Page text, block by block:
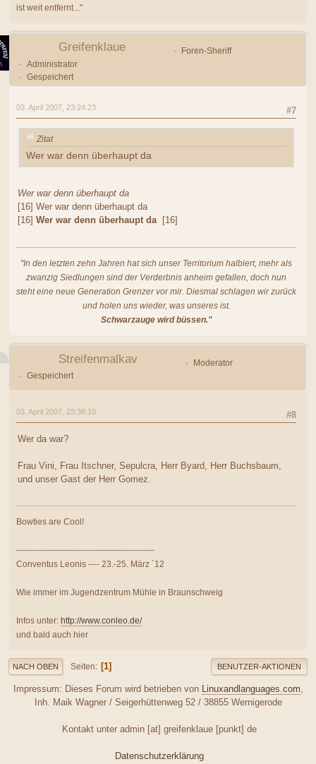
ist weit entfernt..."
Greifenklaue
Foren-Sheriff
Administrator
Gespeichert
#7
03. April 2007, 23:24:23
Zitat
Wer war denn überhaupt da
Wer war denn überhaupt da
[16] Wer war denn überhaupt da
[16] Wer war denn überhaupt da[16]
"In den letzten zehn Jahren hat sich unser Territorium halbiert, mehr als
zwanzig Siedlungen sind der Verderbnis anheim gefallen, doch nun
steht eine neue Generation Grenzer vor mir. Diesmal schlagen wir zurück
und holen uns wieder, was unseres ist.
Schwarzauge wird büssen."
Streifenmalkav
Moderator
Gespeichert
#8
03. April 2007, 23:38:10
Wer da war?
Frau Vini, Frau Itschner, Sepulcra, Herr Byard, Herr Buchsbaum,
und unser Gast der Herr Gomez.
Bowties are Cool!
-------------------------------------------------
Conventus Leonis ---- 23.-25. März ´12
Wie immer im Jugendzentrum Mühle in Braunschweig
Infos unter: http://www.conleo.de/
und bald auch hier
NACH OBEN Seiten 1 BENUTZER-AKTIONEN
Impressum: Dieses Forum wird betrieben von Linuxandlanguages.com,
Inh. Maik Wagner / Seigerhüttenweg 52 / 38855 Wernigerode
Kontakt unter admin [at] greifenklaue [punkt] de
Datenschutzerklärung